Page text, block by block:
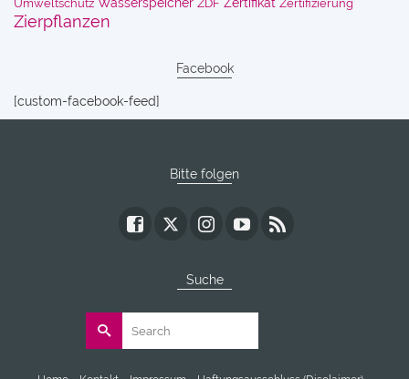
Umweltschutz
ZDF Zertifizierung
Zierpflanzen
Facebook
[custom-facebook-feed]
Bitte folgen
Suche
Search